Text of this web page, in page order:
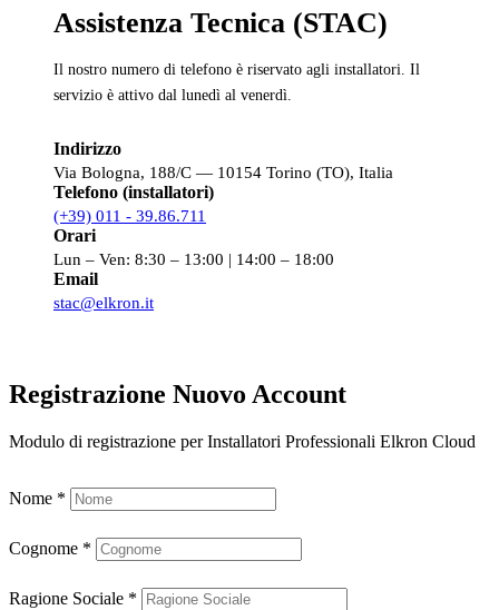
Assistenza Tecnica (STAC)
Il nostro numero di telefono è riservato agli installatori. Il
servizio è attivo dal lunedì al venerdì.
Indirizzo
Via Bologna, 188/C — 10154 Torino (TO), Italia
Telefono (installatori)
(+39) 011 - 39.86.711
Orari
Lun – Ven: 8:30 – 13:00 | 14:00 – 18:00
Email
stac@elkron.it
Registrazione Nuovo Account
Modulo di registrazione per Installatori Professionali Elkron Cloud
Nome *
Cognome *
Ragione Sociale *